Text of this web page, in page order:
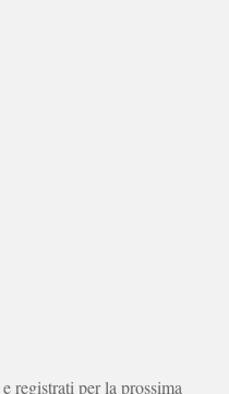
e registrati per la prossima